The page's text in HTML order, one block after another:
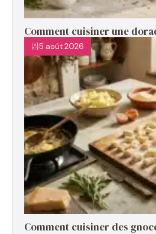
Comment cuisiner une
5 août 2026
Comment cuisiner des